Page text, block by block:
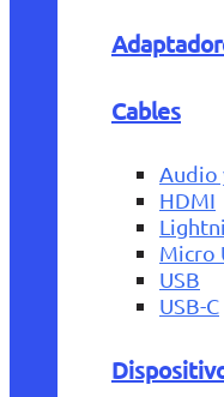
Cables
Audio
HDMI
Micro
USB
USB-C